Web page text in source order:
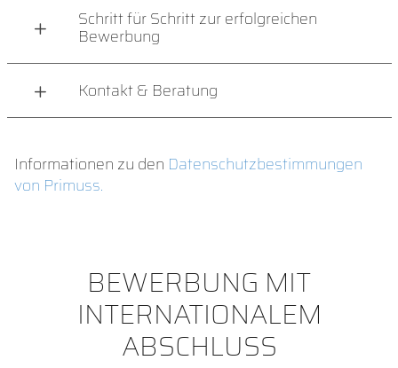
Schritt für Schritt zur erfolgreichen
Bewerbung
Kontakt & Beratung
Informationen zu den Datenschutzbestimmungen
von Primuss.
BEWERBUNG MIT
INTERNATIONALEM
ABSCHLUSS